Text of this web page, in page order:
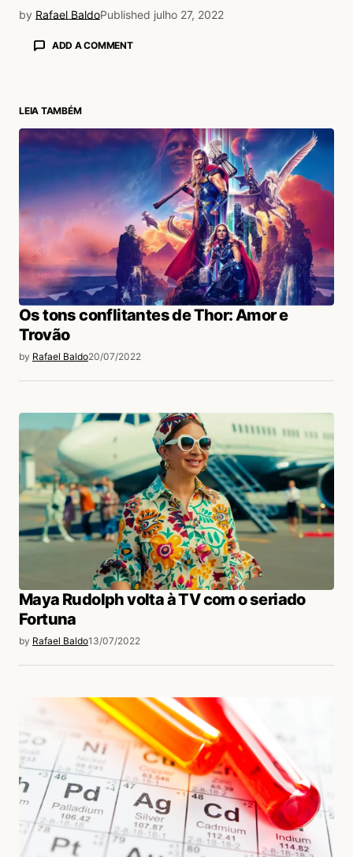
by Rafael BaldoPublished julho 27, 2022
ADD A COMMENT
LEIA TAMBÉM
Os tons conflitantes de Thor: Amor e
Trovão
by Rafael Baldo20/07/2022
Maya Rudolph volta à TV com o seriado
Fortuna
by Rafael Baldo13/07/2022